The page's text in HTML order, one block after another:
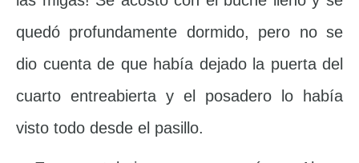
quedó profundamente dormido, pero no se
dio cuenta de que había dejado la puerta del
cuarto entreabierta y el posadero lo había
visto todo desde el pasillo.